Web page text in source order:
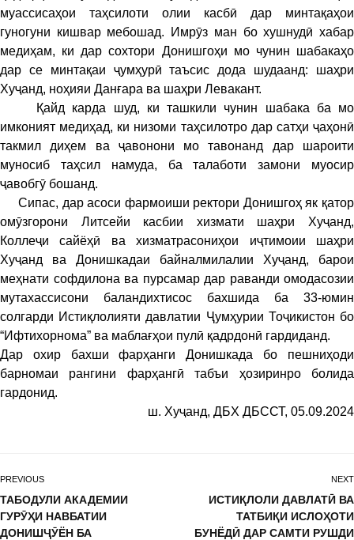
муассисаҳои таҳсилоти олии касбӣ дар минтақаҳои
гуногуни кишвар мебошад. Имрӯз ман бо хушнудӣ хабар
медиҳам, ки дар сохтори Донишгоҳи мо чунин шабакаҳо
дар се минтақаи ҷумҳурӣ таъсис дода шудаанд: шаҳри
Хуҷанд, ноҳияи Данғара ва шаҳри Левакант.
Қайд карда шуд, ки ташкили чунин шабака ба мо
имконият медиҳад, ки низоми таҳсилотро дар сатҳи ҷаҳонӣ
такмил диҳем ва ҷавонони мо тавонанд дар шароити
муносиб таҳсил намуда, ба талаботи замони муосир
ҷавобгӯ бошанд.
Сипас, дар асоси фармоиши ректори Донишгоҳ як қатор
омӯзгорони Литсейи касбии хизмати шаҳри Хуҷанд,
Коллеҷи сайёҳӣ ва хизматрасониҳои иҷтимоии шаҳри
Хуҷанд ва Донишкадаи байналмилалии Хуҷанд, барои
меҳнати софдилона ва пурсамар дар раванди омодасозии
мутахассисони баландихтисос бахшида ба 33-юмин
солгарди Истиқлолияти давлатии Ҷумҳурии Тоҷикистон бо
“Ифтихорнома” ва маблағҳои пулӣ қадрдонӣ гардиданд.
Дар охир бахши фарҳанги Донишкада бо пешниҳоди
барномаи рангини фарҳангӣ табъи ҳозиринро болида
гардонид.
ш. Хуҷанд, ДБХ ДБССТ, 05.09.2024
PREVIOUS
ТАБОДУЛИ АКАДЕМИИ
ГУРӮҲИ НАВБАТИИ
ДОНИШҶӮЁН БА
NEXT
ИСТИҚЛОЛИ ДАВЛАТӢ ВА
ТАТБИҚИ ИСЛОҲОТИ
БУНЁДӢ ДАР САМТИ РУШДИ